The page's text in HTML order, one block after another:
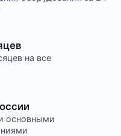
на все
основными